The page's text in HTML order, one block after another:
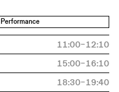
Performance
11:00–12:10
15:00–16:10
18:30–19:40